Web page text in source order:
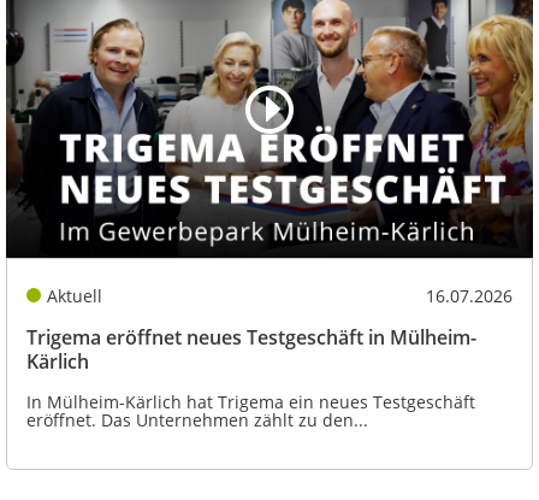
Aktuell 16.07.2026
Trigema eröffnet neues Testgeschäft in Mülheim-
Kärlich
In Mülheim-Kärlich hat Trigema ein neues Testgeschäft
eröffnet. Das Unternehmen zählt zu den...